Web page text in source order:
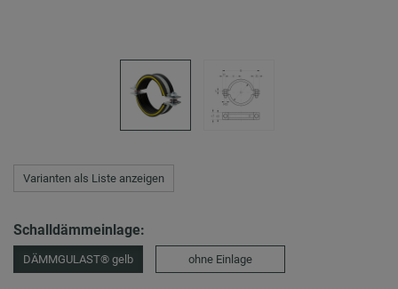
Varianten als Liste anzeigen
Schalldämmeinlage:
DÄMMGULAST® gelb ohne Einlage